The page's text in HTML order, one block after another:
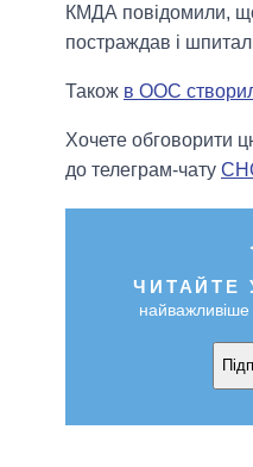
КМДА повідомили,
постраждав і
Також в ООС
Хочете обговорити
до телеграм-чату
ЧИТАЙТЕ
найважливіше